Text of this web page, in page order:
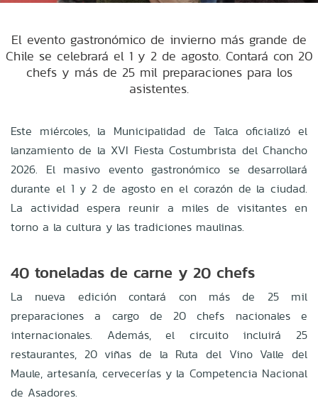
El evento gastronómico de invierno más grande de
Chile se celebrará el 1 y 2 de agosto. Contará con 20
chefs y más de 25 mil preparaciones para los
asistentes.
Este miércoles, la Municipalidad de Talca oficializó el
lanzamiento de la XVI Fiesta Costumbrista del Chancho
2026. El masivo evento gastronómico se desarrollará
durante el 1 y 2 de agosto en el corazón de la ciudad.
La actividad espera reunir a miles de visitantes en
torno a la cultura y las tradiciones maulinas.
40 toneladas de carne y 20 chefs
La nueva edición contará con más de 25 mil
preparaciones a cargo de 20 chefs nacionales e
internacionales. Además, el circuito incluirá 25
restaurantes, 20 viñas de la Ruta del Vino Valle del
Maule, artesanía, cervecerías y la Competencia Nacional
de Asadores.